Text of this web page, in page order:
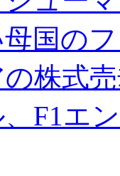
国の
株式
F1エ